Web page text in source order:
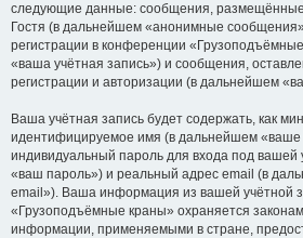
следующие данные: сообщения,
Гостя (в дальнейшем «анонимные
регистрации в конференции
«ваша учётная запись») и сообщения,
регистрации и авторизации (в дальнейшем
Ваша учётная запись будет содержать, как
идентифицируемое имя (в дальнейшем «ваше
индивидуальный пароль для входа под вашей
«ваш пароль») и реальный адрес email (в
email»). Ваша информация из вашей учётной
«Грузоподъёмные краны» охраняется
информации, применяемыми в стране,